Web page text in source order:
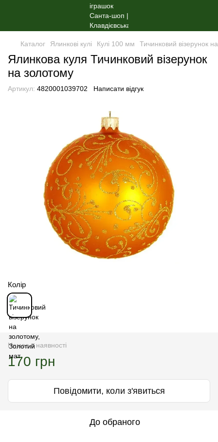
Каталог Ялинкові кулі Кулі 100 мм Тичинковий візерунок
Ялинкова куля Тичинковий візерунок
на золотому
Артикул: 4820001039702 Написати відгук
Колір
Немає в наявності
170 грн
Повідомити, коли з'явиться
До обраного